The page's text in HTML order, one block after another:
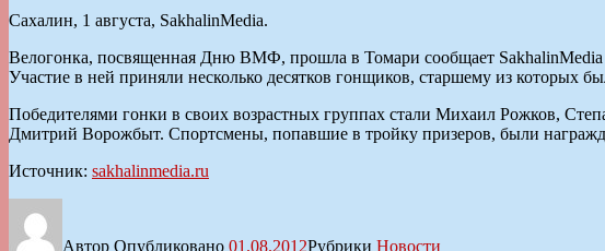
Сахалин, 1 августа, SakhalinMedia.
Велогонка, посвященная Дню ВМФ, прошла в Томари сообщает SakhalinMedia
Участие в ней приняли несколько десятков гонщиков, старшему из которых
Победителями гонки в своих возрастных группах стали Михаил Рожков,
Дмитрий Ворожбыт. Спортсмены, попавшие в тройку призеров, были
Источник: sakhalinmedia.ru
Автор Опубликовано 01.08.2012Рубрики Новости